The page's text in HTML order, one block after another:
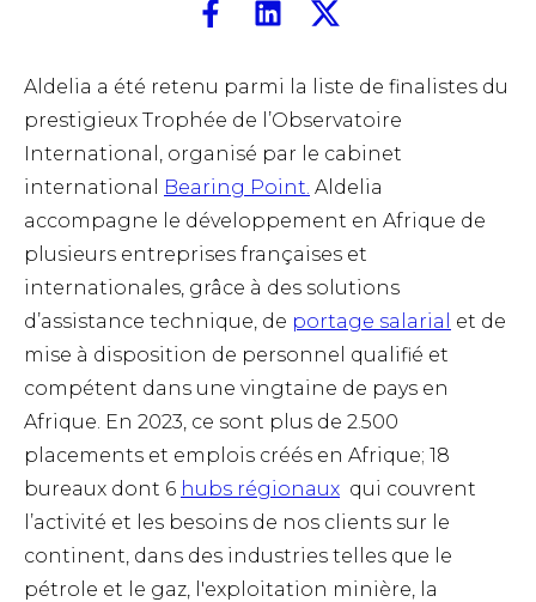
Aldelia a été retenu parmi la liste de finalistes du
prestigieux Trophée de l’Observatoire
International, organisé par le cabinet
international
Bearing Point. Aldelia
accompagne le développement en Afrique de
plusieurs entreprises françaises et
internationales, grâce à des solutions
d’assistance technique, de portage salarial
et de
mise à disposition de personnel qualifié et
compétent dans une vingtaine de pays en
Afrique. En 2023, ce sont plus de 2.500
placements et emplois créés en Afrique; 18
bureaux dont 6 hubs régionaux qui couvrent
l’activité et les besoins de nos clients sur le
continent, dans des industries telles que le
pétrole et le gaz, l'exploitation minière, la